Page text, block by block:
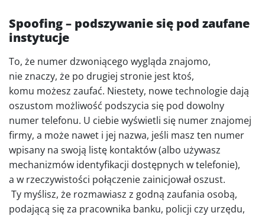
Spoofing – podszywanie się pod zaufane
instytucje
To, że numer dzwoniącego wygląda znajomo,
nie znaczy, że po drugiej stronie jest ktoś,
komu możesz zaufać. Niestety, nowe technologie dają
oszustom możliwość podszycia się pod dowolny
numer telefonu. U ciebie wyświetli się numer znajomej
firmy, a może nawet i jej nazwa, jeśli masz ten numer
wpisany na swoją listę kontaktów (albo używasz
mechanizmów identyfikacji dostępnych w telefonie),
a w rzeczywistości połączenie zainicjował oszust.
Ty myślisz, że rozmawiasz z godną zaufania osobą,
podającą się za pracownika banku, policji czy urzędu,